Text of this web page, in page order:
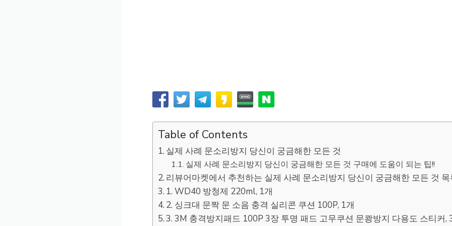
Table of Contents
실제 사례 문소리방지 당신이 궁금해한 모든 것
실제 사례 문소리방지 당신이 궁금해한 모든 것 구매에 도움이 되는 팁!!
리뷰어마켓에서 추천하는 실제 사례 문소리방지 당신이 궁금해한 모든 것
1. WD40 방청제 220ml, 1개
2. 싱크대 문짝 문 소음 충격 실리콘 쿠션 100P, 1개
3. 3M 충격방지패드 100P 3장 투명 패드 고무쿠션 문쾅방지 다용도 스티커,